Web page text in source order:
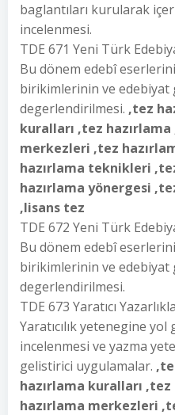
baglantıları kurularak
incelenmesi.
TDE 671 Yeni Türk
Bu dönem edebî
birikimlerinin ve edebiyat
degerlendirilmesi. ,tez
kuralları ,tez
merkezleri ,tez
hazırlama teknikleri
hazırlama yönergesi
,lisans tez
TDE 672 Yeni Türk
Bu dönem edebî
birikimlerinin ve edebiyat
degerlendirilmesi.
TDE 673 Yaratıcı
Yaratıcılık yetenegine
incelenmesi ve yazma
gelistirici uygulamalar.
hazırlama kuralları
hazırlama merkezleri